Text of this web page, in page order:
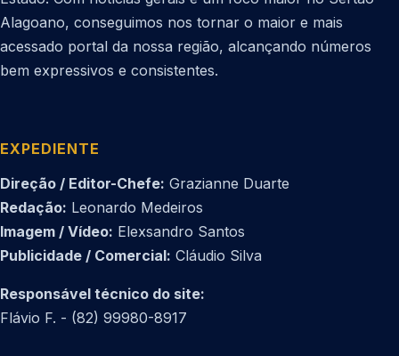
Alagoano, conseguimos nos tornar o maior e mais
acessado portal da nossa região, alcançando números
bem expressivos e consistentes.
EXPEDIENTE
Direção / Editor-Chefe: Grazianne Duarte
Redação: Leonardo Medeiros
Imagem / Vídeo: Elexsandro Santos
Publicidade / Comercial: Cláudio Silva
Responsável técnico do site:
Flávio F. - (82) 99980-8917